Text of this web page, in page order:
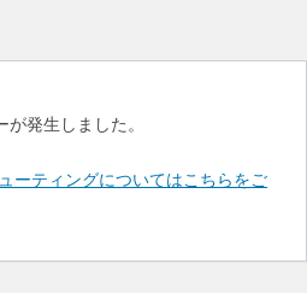
発生しました。
ーティングについてはこちらをご